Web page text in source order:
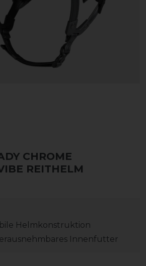
CHROME
REITHELM
Helmkonstruktion
Innenfutter